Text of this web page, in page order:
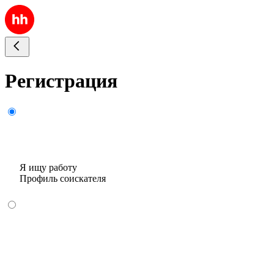
Регистрация
Я ищу работу
Профиль соискателя